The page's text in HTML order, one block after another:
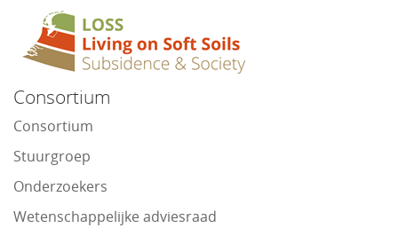
Consortium
Consortium
Stuurgroep
Onderzoekers
Wetenschappelijke adviesraad